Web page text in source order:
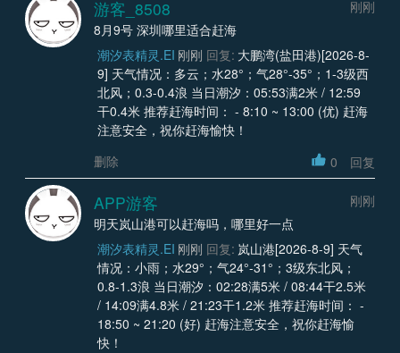
游客_8508
刚刚
8月9号 深圳哪里适合赶海
潮汐表精灵.EI 刚刚 回复: 大鹏湾(盐田港)[2026-8-
9] 天气情况：多云；水28°；气28°-35°；1-3级西
北风；0.3-0.4浪 当日潮汐：05:53满2米 / 12:59
干0.4米 推荐赶海时间： - 8:10 ~ 13:00 (优) 赶海
注意安全，祝你赶海愉快！
删除
0 回复
APP游客
刚刚
明天岚山港可以赶海吗，哪里好一点
潮汐表精灵.EI 刚刚 回复: 岚山港[2026-8-9] 天气
情况：小雨；水29°；气24°-31°；3级东北风；
0.8-1.3浪 当日潮汐：02:28满5米 / 08:44干2.5米
/ 14:09满4.8米 / 21:23干1.2米 推荐赶海时间： -
18:50 ~ 21:20 (好) 赶海注意安全，祝你赶海愉
快！